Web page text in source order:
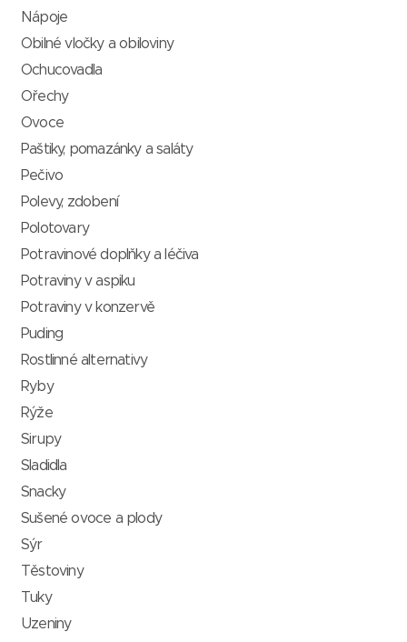
Nápoje
Obilné vločky a obiloviny
Ochucovadla
Ořechy
Ovoce
Paštiky, pomazánky a saláty
Pečivo
Polevy, zdobení
Polotovary
Potravinové doplňky a léčiva
Potraviny v aspiku
Potraviny v konzervě
Puding
Rostlinné alternativy
Ryby
Rýže
Sirupy
Sladidla
Snacky
Sušené ovoce a plody
Sýr
Těstoviny
Tuky
Uzeniny